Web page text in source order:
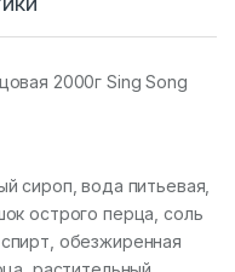
2000г Sing Song
сироп, вода питьевая,
острого перца, соль
обезжиренная